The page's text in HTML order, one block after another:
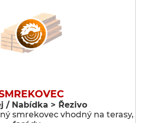
/ Nabídka > Řezivo
smrekovec vhodný na terasy,